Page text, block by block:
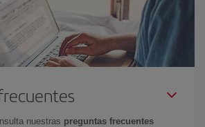
nuestras preguntas frecuentes